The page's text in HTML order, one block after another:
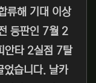
류해 기대 이상
등판인 7월 2
안타 2실점 7탈
습니다. 날카